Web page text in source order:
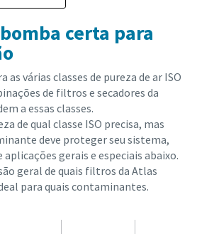
certa para
as várias classes de pureza de ar ISO
de filtros e secadores da
a essas classes.
de qual classe ISO precisa, mas
deve proteger seu sistema,
gerais e especiais abaixo.
geral de quais filtros da Atlas
para quais contaminantes.